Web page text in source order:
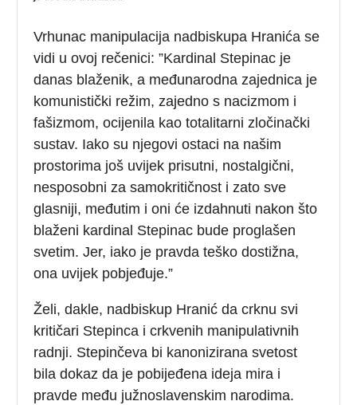
Vrhunac manipulacija nadbiskupa Hranića se
vidi u ovoj rečenici: ”Kardinal Stepinac je
danas blaženik, a međunarodna zajednica je
komunistički režim, zajedno s nacizmom i
fašizmom, ocijenila kao totalitarni zločinački
sustav. Iako su njegovi ostaci na našim
prostorima još uvijek prisutni, nostalgični,
nesposobni za samokritičnost i zato sve
glasniji, međutim i oni će izdahnuti nakon što
blaženi kardinal Stepinac bude proglašen
svetim. Jer, iako je pravda teško dostižna,
ona uvijek pobjeđuje.”
Želi, dakle, nadbiskup Hranić da crknu svi
kritičari Stepinca i crkvenih manipulativnih
radnji. Stepinčeva bi kanonizirana svetost
bila dokaz da je pobijeđena ideja mira i
pravde među južnoslavenskim narodima.